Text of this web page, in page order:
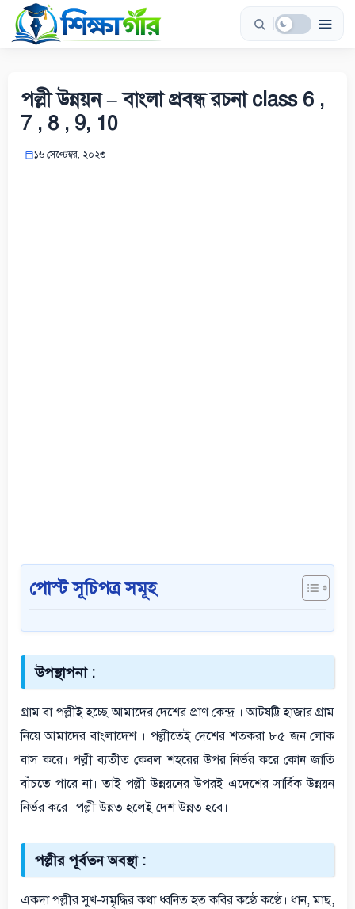
Skip
content
পল্লী উন্নয়ন – বাংলা প্রবন্ধ রচনা class 6 ,
7 , 8 , 9, 10
১৬ সেপ্টেম্বর, ২০২৩
পোস্ট সূচিপত্র সমূহ
উপস্থাপনা :
গ্রাম বা পল্লীই হচ্ছে আমাদের দেশের প্রাণ কেন্দ্র । আটষট্টি হাজার গ্রাম
নিয়ে আমাদের বাংলাদেশ । পল্লীতেই দেশের শতকরা ৮৫ জন লোক
বাস করে। পল্লী ব্যতীত কেবল শহরের উপর নির্ভর করে কোন জাতি
বাঁচতে পারে না। তাই পল্লী উন্নয়নের উপরই এদেশের সার্বিক উন্নয়ন
নির্ভর করে। পল্লী উন্নত হলেই দেশ উন্নত হবে।
পল্লীর পূর্বতন অবস্থা :
একদা পল্লীর সুখ-সমৃদ্ধির কথা ধ্বনিত হত কবির কণ্ঠে কণ্ঠে। ধান, মাছ,